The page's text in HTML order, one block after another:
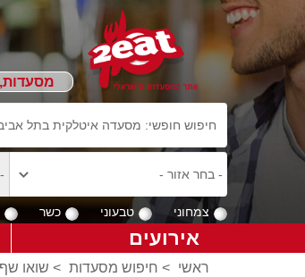
צמחוני טבעוני כשר
אירועים
ראשי > חיפוש מסעדות > שואו שף